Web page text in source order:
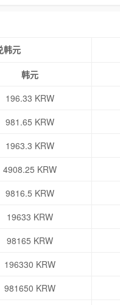
韩元
韩元
196.33 KRW
981.65 KRW
1963.3 KRW
4908.25 KRW
9816.5 KRW
19633 KRW
98165 KRW
196330 KRW
981650 KRW